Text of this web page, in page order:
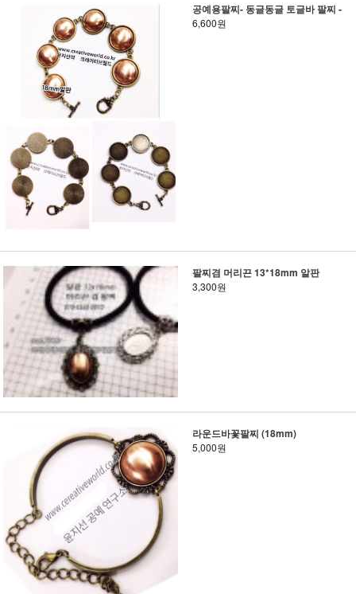
공예용팔찌- 동글동글 토글바 팔찌 -
6,600원
팔찌겸 머리끈 13*18mm 알판
3,300원
라운드바꽃팔찌 (18mm)
5,000원